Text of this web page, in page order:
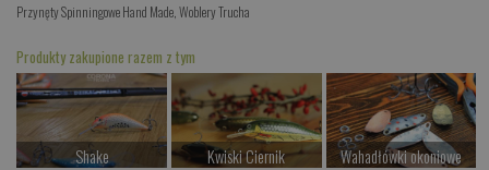
Przynęty Spinningowe Hand Made ,Woblery Trucha
Produkty zakupione razem z tym
Shake
Kwiski Ciernik
Wahadłówki okoniowe